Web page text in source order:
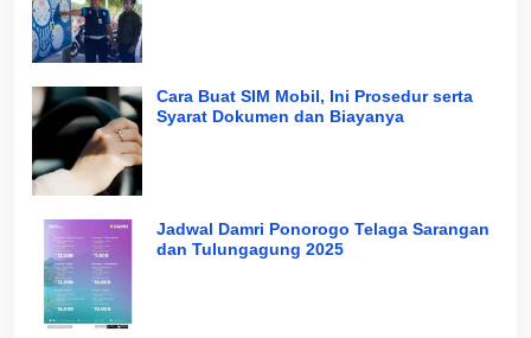
Cara Buat SIM Mobil, Ini Prosedur serta
Syarat Dokumen dan Biayanya
Jadwal Damri Ponorogo Telaga Sarangan
dan Tulungagung 2025